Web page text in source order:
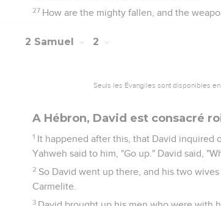
27 How are the mighty fallen, and the
2 Samuel 2
Seuls les Évangiles sont disponibles
A Hébron, David est consacré
1 It happened after this, that David inquired
Yahweh said to him, "Go up." David said,
2 So David went up there, and his two
Carmelite.
3